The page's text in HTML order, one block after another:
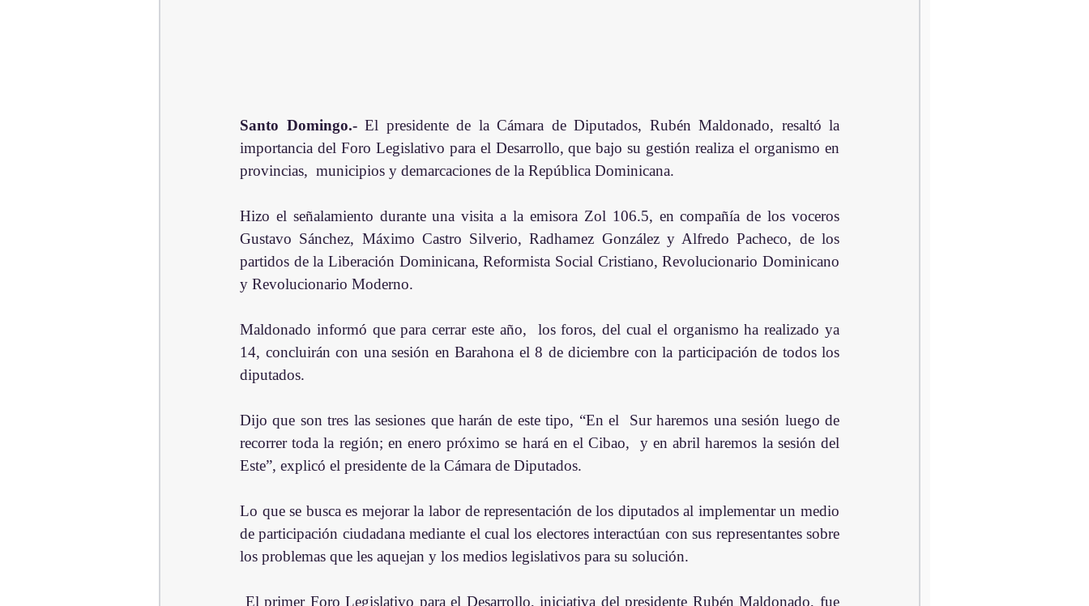
Santo Domingo.- El presidente de la Cámara de Diputados, Rubén Maldonado, resaltó la
importancia del Foro Legislativo para el Desarrollo, que bajo su gestión realiza el organismo en
provincias,  municipios y demarcaciones de la República Dominicana.
Hizo el señalamiento durante una visita a la emisora Zol 106.5, en compañía de los voceros
Gustavo Sánchez, Máximo Castro Silverio, Radhamez González y Alfredo Pacheco, de los
partidos de la Liberación Dominicana, Reformista Social Cristiano, Revolucionario Dominicano
y Revolucionario Moderno.
Maldonado informó que para cerrar este año,  los foros, del cual el organismo ha realizado ya
14, concluirán con una sesión en Barahona el 8 de diciembre con la participación de todos los
diputados.
Dijo que son tres las sesiones que harán de este tipo, “En el  Sur haremos una sesión luego de
recorrer toda la región; en enero próximo se hará en el Cibao,  y en abril haremos la sesión del
Este”, explicó el presidente de la Cámara de Diputados.
Lo que se busca es mejorar la labor de representación de los diputados al implementar un medio
de participación ciudadana mediante el cual los electores interactúan con sus representantes sobre
los problemas que les aquejan y los medios legislativos para su solución.